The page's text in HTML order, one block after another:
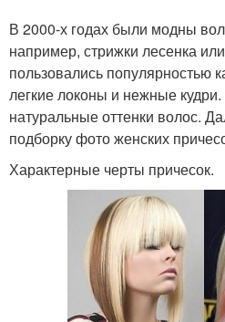
В 2000-х годах были модны
например, стрижки лесенка
пользовались популярностью
легкие локоны и нежные
натуральные оттенки волос.
подборку фото женских
Характерные черты причесок.